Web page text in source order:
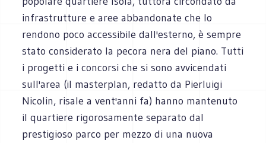
infrastrutture e aree abbandonate che lo
rendono poco accessibile dall'esterno, è sempre
stato considerato la pecora nera del piano. Tutti
i progetti e i concorsi che si sono avvicendati
sull'area (il masterplan, redatto da Pierluigi
Nicolin, risale a vent'anni fa) hanno mantenuto
il quartiere rigorosamente separato dal
prestigioso parco per mezzo di una nuova